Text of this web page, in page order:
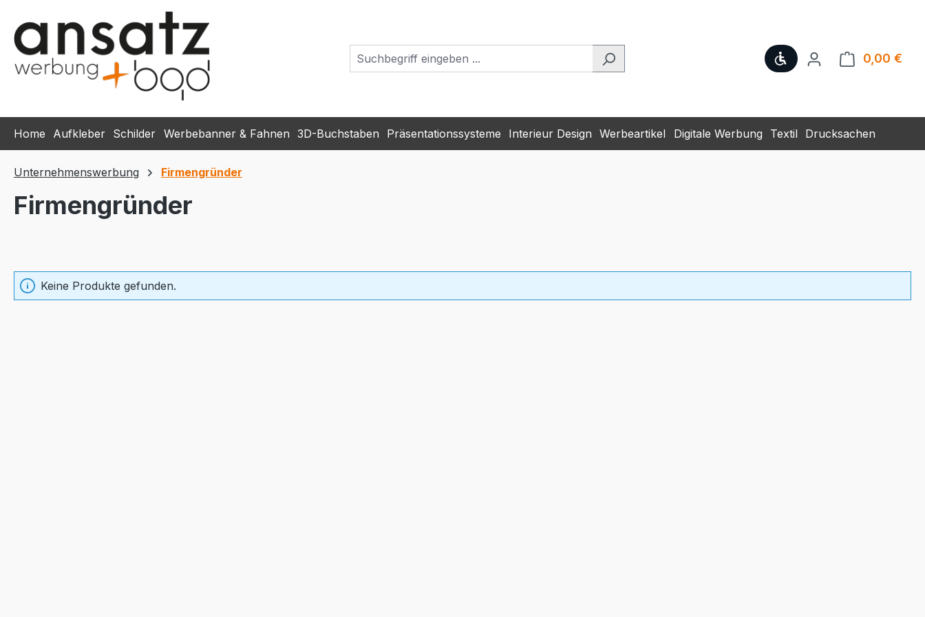
Zur Hauptnavigation springen
Werkzeugleiste anzeigen
0,00 €
Home Aufkleber Schilder Werbebanner & Fahnen 3D-Buchstaben Präsentationssysteme Interieur Design Werbeartikel Digitale Werbung Textil Drucksachen
Unternehmenswerbung Firmengründer
Firmengründer
Keine Produkte gefunden.